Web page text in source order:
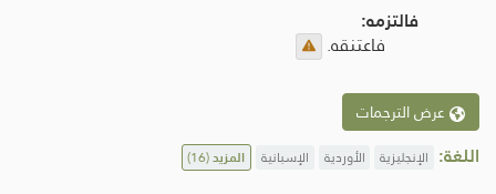
فالتزمه:
فاعتنقه.
عرض الترجمات
اللغة: الإنجليزية الأوردية الإسبانية المزيد(16)